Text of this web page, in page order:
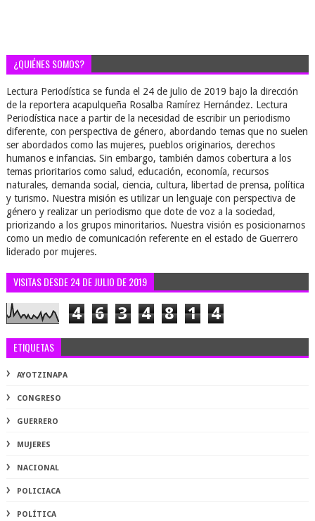
¿QUIÉNES SOMOS?
Lectura Periodística se funda el 24 de julio de 2019 bajo la dirección
de la reportera acapulqueña Rosalba Ramírez Hernández. Lectura
Periodística nace a partir de la necesidad de escribir un periodismo
diferente, con perspectiva de género, abordando temas que no suelen
ser abordados como las mujeres, pueblos originarios, derechos
humanos e infancias. Sin embargo, también damos cobertura a los
temas prioritarios como salud, educación, economía, recursos
naturales, demanda social, ciencia, cultura, libertad de prensa, política
y turismo. Nuestra misión es utilizar un lenguaje con perspectiva de
género y realizar un periodismo que dote de voz a la sociedad,
priorizando a los grupos minoritarios. Nuestra visión es posicionarnos
como un medio de comunicación referente en el estado de Guerrero
liderado por mujeres.
VISITAS DESDE 24 DE JULIO DE 2019
4 6 3 4 8 1 4
ETIQUETAS
AYOTZINAPA
CONGRESO
GUERRERO
MUJERES
NACIONAL
POLICIACA
POLÍTICA